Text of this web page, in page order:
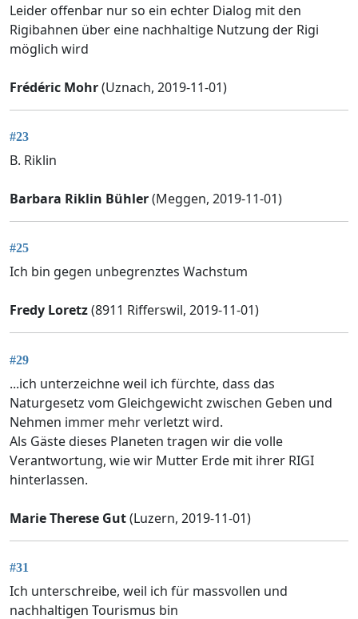
Leider offenbar nur so ein echter Dialog mit den
Rigibahnen über eine nachhaltige Nutzung der Rigi
möglich wird
Frédéric Mohr(Uznach, 2019-11-01)
#23
B. Riklin
Barbara Riklin Bühler(Meggen, 2019-11-01)
#25
Ich bin gegen unbegrenztes Wachstum
Fredy Loretz(8911 Rifferswil, 2019-11-01)
#29
...ich unterzeichne weil ich fürchte, dass das
Naturgesetz vom Gleichgewicht zwischen Geben und
Nehmen immer mehr verletzt wird.
Als Gäste dieses Planeten tragen wir die volle
Verantwortung, wie wir Mutter Erde mit ihrer RIGI
hinterlassen.
Marie Therese Gut(Luzern, 2019-11-01)
#31
Ich unterschreibe, weil ich für massvollen und
nachhaltigen Tourismus bin